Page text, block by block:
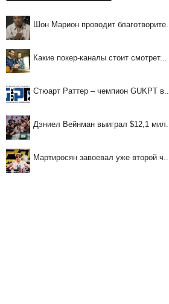
Шон Марион проводит благотворите...
Какие покер-каналы стоит смотрет...
Стюарт Раттер – чемпион GUKPT в...
Дэниел Вейнман выиграл $12,1 мил...
Мартиросян завоевал уже второй ч...